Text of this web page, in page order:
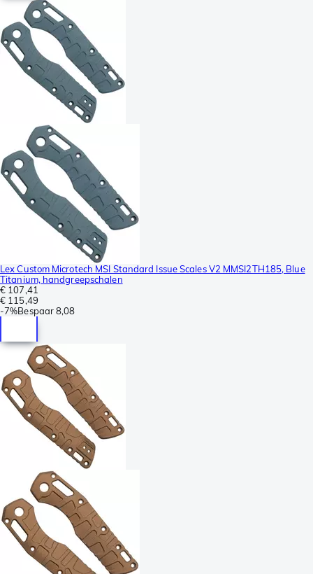
Lex Custom Microtech MSI Standard Issue Scales V2 MMSI2TH185, Blue
Titanium, handgreepschalen
€ 107,41
€ 115,49
-7%Bespaar8,08